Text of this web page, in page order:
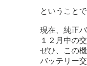
ということ
現在、純正
１２月中の
ぜひ、この
バッテリー